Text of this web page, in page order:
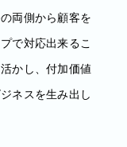
両側から顧客を
で対応出来るこ
かし、付加価値
ネスを生み出し